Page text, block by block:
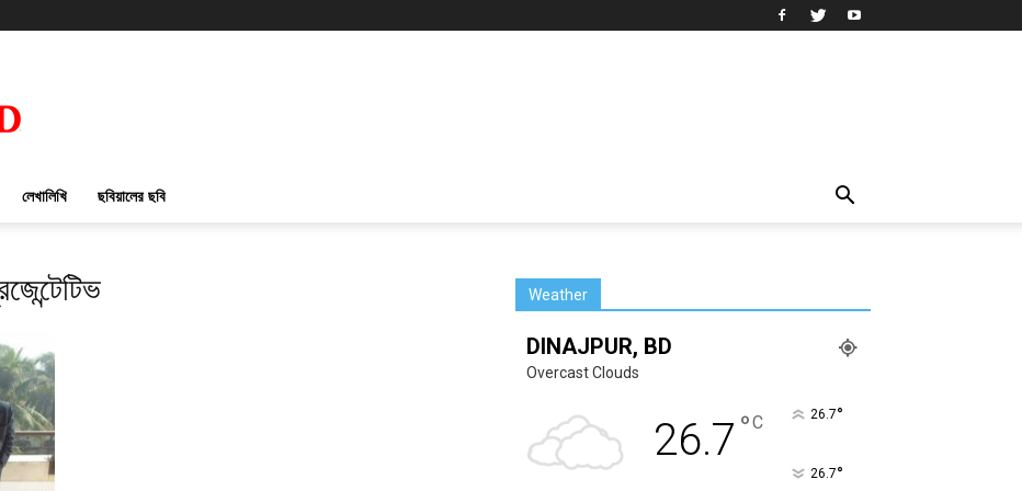
লেখালিখি ছবিয়ালের ছবি
Weather
DINAJPUR, BD
Overcast Clouds
26.7 °C 26.7°
26.7°